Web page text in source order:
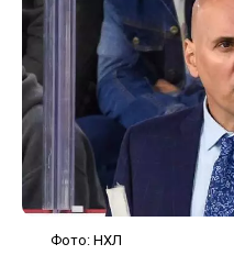
Фото: НХЛ